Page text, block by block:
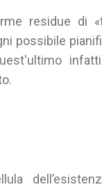
residue di
possibile